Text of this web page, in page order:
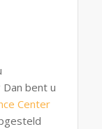
bent u
Center